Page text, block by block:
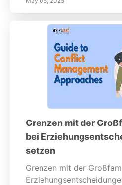
Grenzen mit der
bei
setzen
Grenzen mit der